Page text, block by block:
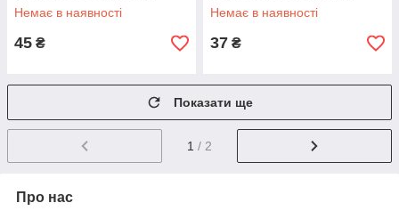
Немає в наявності
45 ₴
Немає в наявності
37 ₴
Показати ще
1 / 2
Про нас